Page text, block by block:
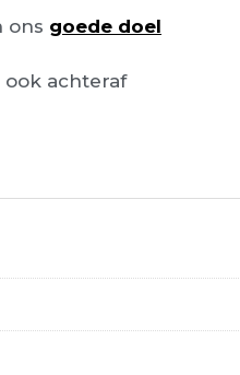
ons goede doel
ook achteraf